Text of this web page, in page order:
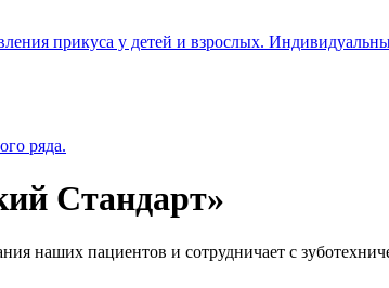
прикуса у детей и взрослых.
ряда.
Стандарт»
наших пациентов и сотрудничает с